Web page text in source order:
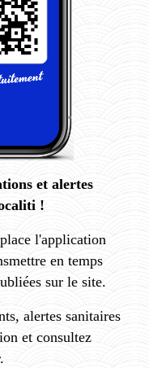
et alertes
!
l'application
en temps
sur le site.
alertes sanitaires
et consultez